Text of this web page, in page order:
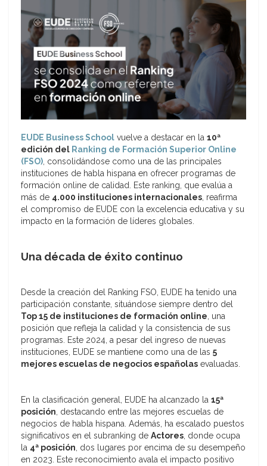
EUDE Business School vuelve a destacar en la 10ª
edición del Ranking de Formación Superior Online
(FSO), consolidándose como una de las principales
instituciones de habla hispana en ofrecer programas de
formación online de calidad. Este ranking, que evalúa a
más de 4.000 instituciones internacionales, reafirma
el compromiso de EUDE con la excelencia educativa y su
impacto en la formación de líderes globales.
Una década de éxito continuo
Desde la creación del Ranking FSO, EUDE ha tenido una
participación constante, situándose siempre dentro del
Top 15 de instituciones de formación online, una
posición que refleja la calidad y la consistencia de sus
programas. Este 2024, a pesar del ingreso de nuevas
instituciones, EUDE se mantiene como una de las 5
mejores escuelas de negocios españolas evaluadas.
En la clasificación general, EUDE ha alcanzado la 15ª
posición, destacando entre las mejores escuelas de
negocios de habla hispana. Además, ha escalado puestos
significativos en el subranking de Actores, donde ocupa
la 4ª posición, dos lugares por encima de su desempeño
en 2023. Este reconocimiento avala el impacto positivo